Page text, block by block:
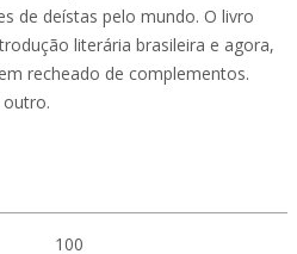
de deístas pelo mundo. O livro
literária brasileira e agora,
recheado de complementos.
100